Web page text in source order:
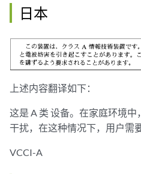
日本
上述内容翻译如下：
这是 A 类 设备。在家庭环境
干扰，在这种情况下，用户需
VCCI-A